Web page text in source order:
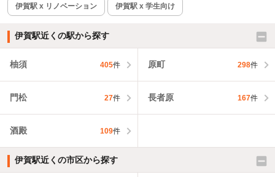
伊賀駅 x リノベーション 伊賀駅 x 学生向け
伊賀駅近くの駅から探す
柚須 405件 原町 298件
門松 27件 長者原 167件
酒殿 109件
伊賀駅近くの市区から探す